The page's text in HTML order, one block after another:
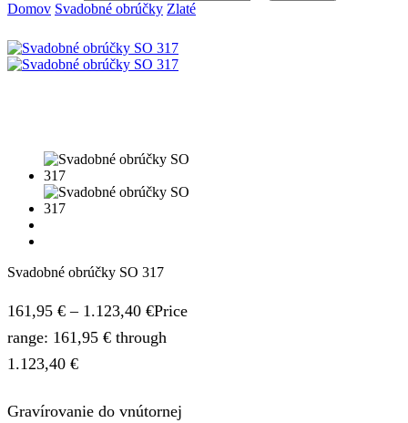
Domov Svadobné obrúčky Zlaté
Svadobné obrúčky SO 317
161,95 € – 1.123,40 €Price
range: 161,95 € through
1.123,40 €
Gravírovanie do vnútornej